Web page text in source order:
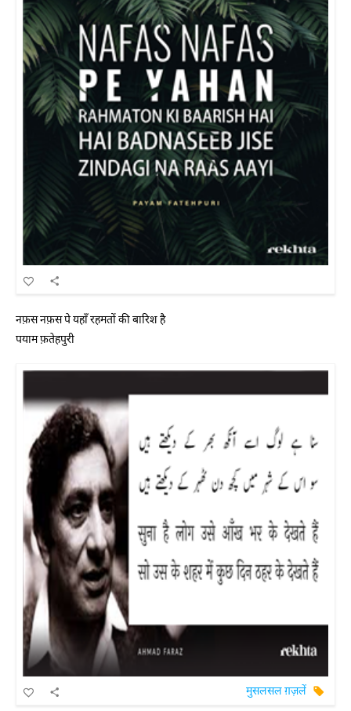
नफ़स नफ़स पे यहाँ रहमतों की बारिश है
पयाम फ़तेहपुरी
मुसलसल ग़ज़लें